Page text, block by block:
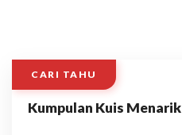
CARI TAHU
Kumpulan Kuis Menarik